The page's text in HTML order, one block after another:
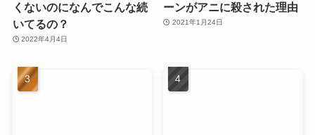
くないのになんでこんな続
いてるの？
2022年4月4日
ーンがアニに殺された理由
2021年1月24日